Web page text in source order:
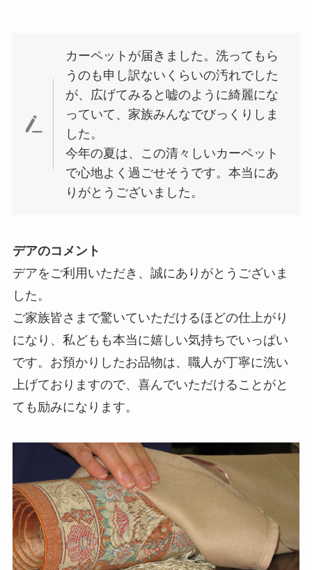
カーペットが届きました。洗ってもら
うのも申し訳ないくらいの汚れでした
が、広げてみると嘘のように綺麗にな
っていて、家族みんなでびっくりしま
した。
今年の夏は、この清々しいカーペット
で心地よく過ごせそうです。本当にあ
りがとうございました。
デアのコメント
デアをご利用いただき、誠にありがとうございま
した。
ご家族皆さまで驚いていただけるほどの仕上がり
になり、私どもも本当に嬉しい気持ちでいっぱい
です。お預かりしたお品物は、職人が丁寧に洗い
上げておりますので、喜んでいただけることがと
ても励みになります。